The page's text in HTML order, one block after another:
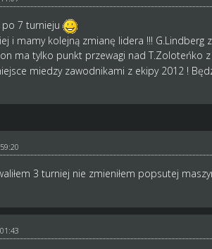
po 7 turnieju
i mamy kolejną zmianę lidera !!! G.Lindberg
ma tylko punkt przewagi nad T.Zoloteńko
miedzy zawodnikami z ekipy 2012 !
3 turniej nie zmieniłem popsutej